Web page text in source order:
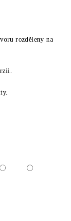
rozděleny na